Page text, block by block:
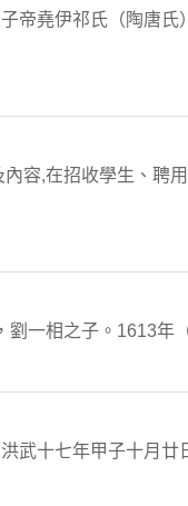
帝堯伊祁氏（陶唐
容,在招收學生、聘
一相之子。1613年
武十七年甲子十月